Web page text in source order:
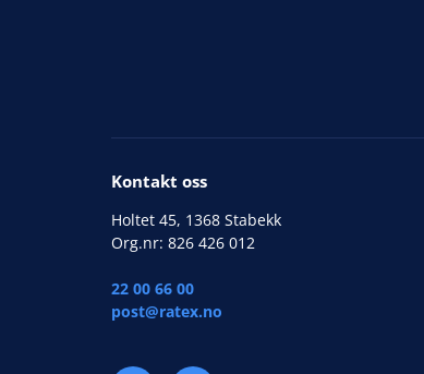
Kontakt oss
Holtet 45, 1368 Stabekk
Org.nr: 826 426 012
22 00 66 00
post@ratex.no